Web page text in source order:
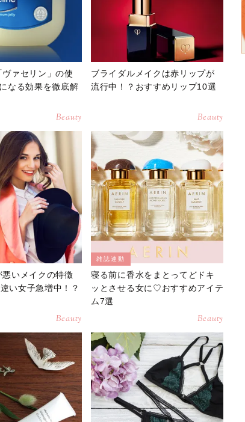
ァセリン」の使
なる効果を徹底解
Beauty
ブライダルメイクは赤リップが
流行中！？おすすめリップ10選
Beauty
いメイクの特徴
い女子急増中！？
Beauty
雑誌連動
寝る前に香水をまとってどドキ
ッとさせる女に♡おすすめアイテ
ム7選
Beauty